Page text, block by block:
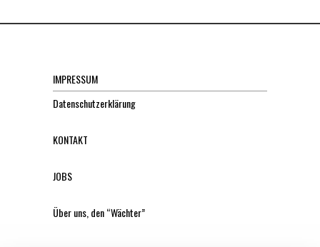
IMPRESSUM
Datenschutzerklärung
KONTAKT
JOBS
Über uns, den “Wächter”